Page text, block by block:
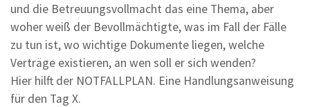
und die Betreuungsvollmacht das eine Thema, aber
woher weiß der Bevollmächtigte, was im Fall der Fälle
zu tun ist, wo wichtige Dokumente liegen, welche
Verträge existieren, an wen soll er sich wenden?
Hier hilft der NOTFALLPLAN. Eine Handlungsanweisung
für den Tag X.